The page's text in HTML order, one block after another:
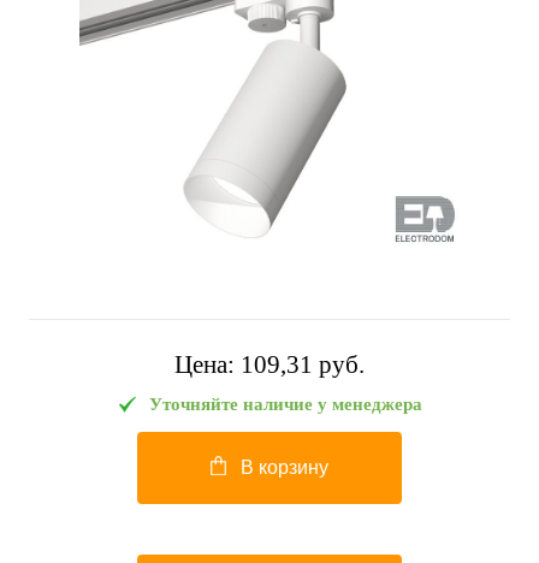
Цена: 109,31 pуб.
Уточняйте наличие у менеджера
В корзину